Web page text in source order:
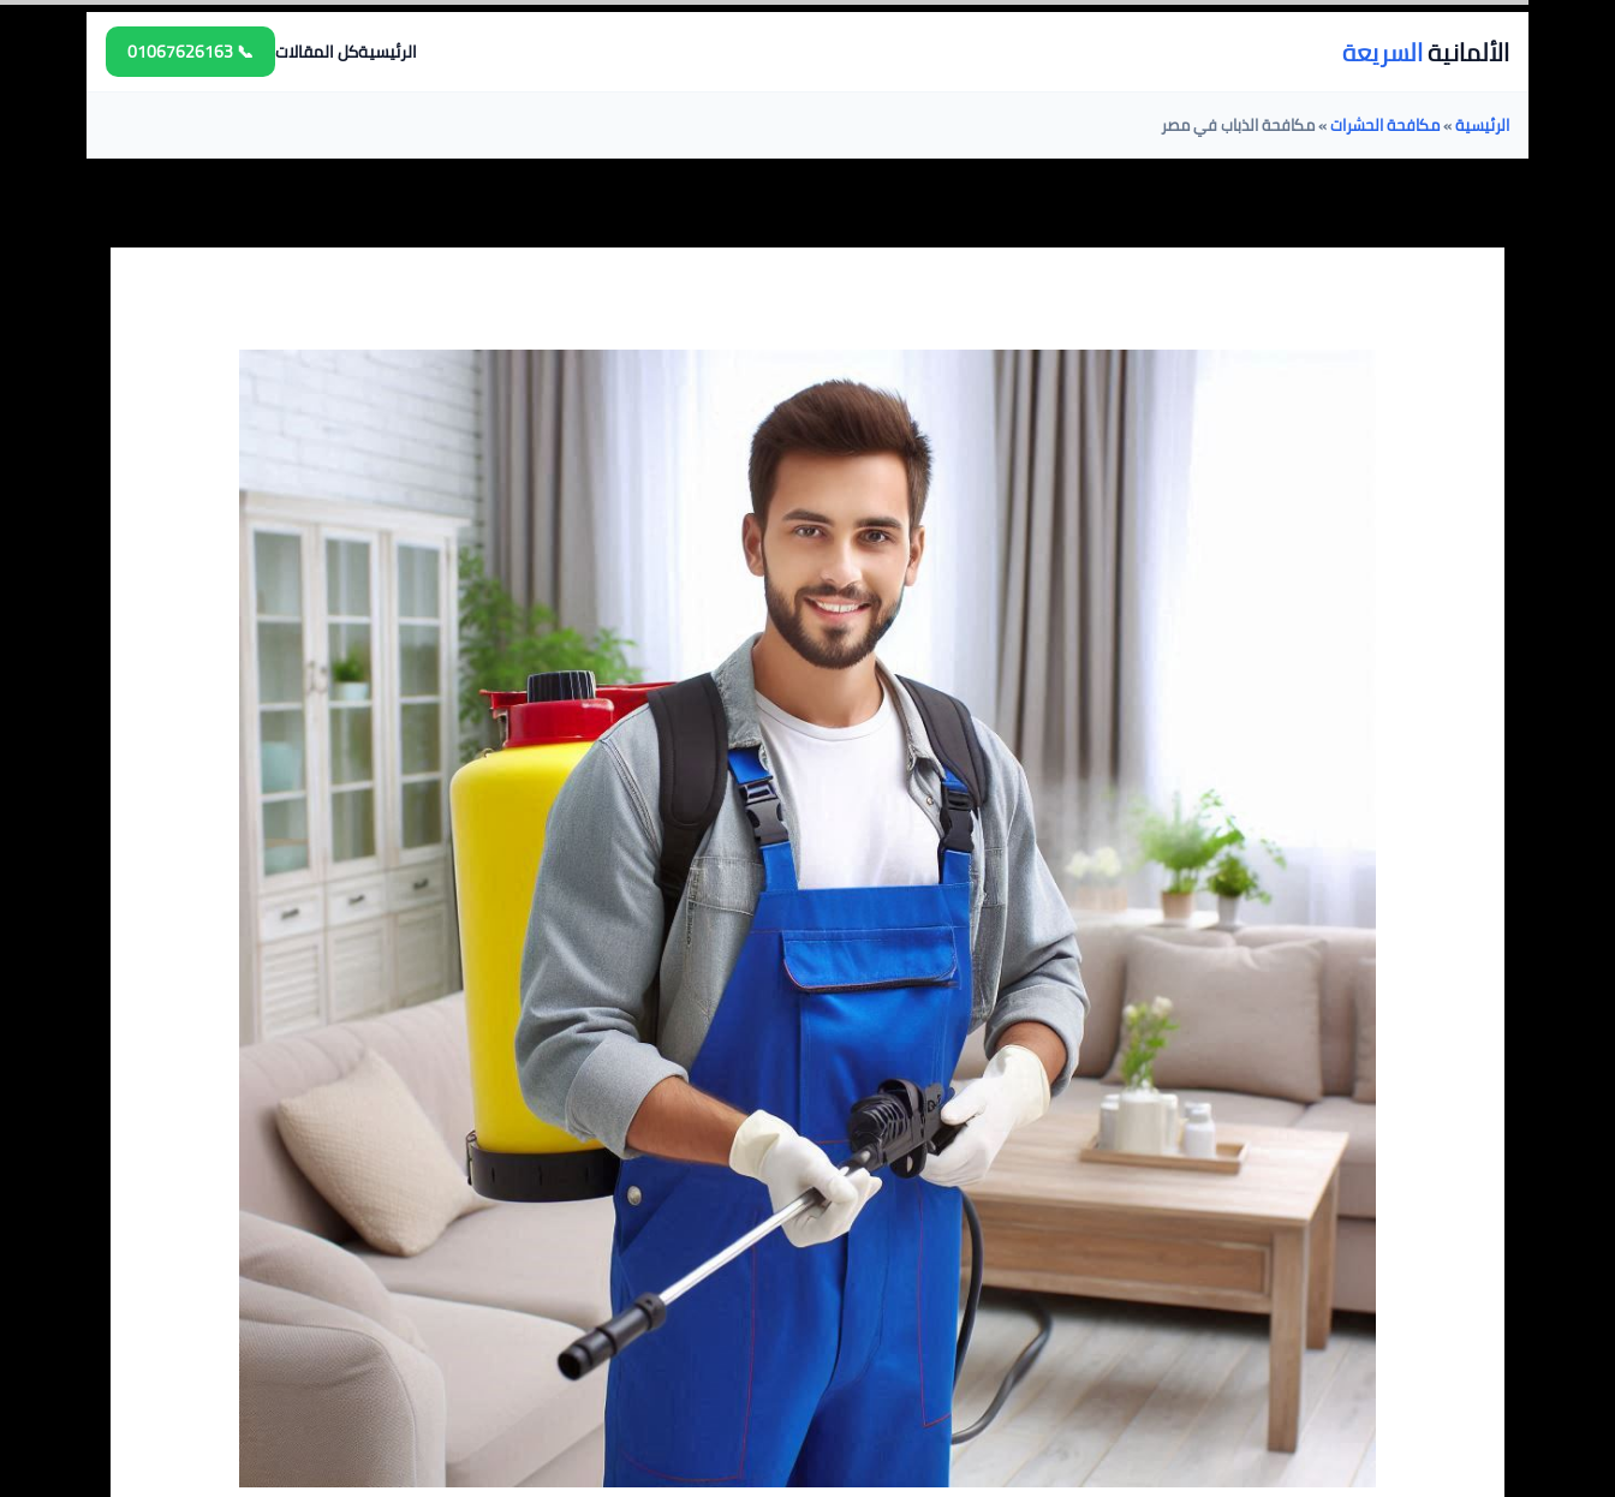
الألمانيةالسريعة الرئيسيةكل المقالات 📞 01067626163
الرئيسية»مكافحة الحشرات»مكافحة الذباب في مصر